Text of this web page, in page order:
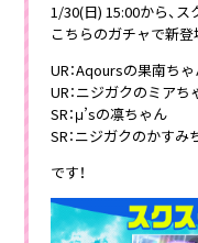
1/30(日) 15:00から、ス
こちらのガチャで新登
UR：Aqoursの果南ち
UR：ニジガクのミアち
SR：μ’sの凛ちゃん
SR：ニジガクのかすみ
です！